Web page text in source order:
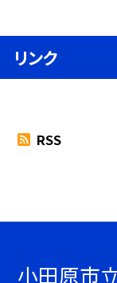
リンク
RSS
小田原市